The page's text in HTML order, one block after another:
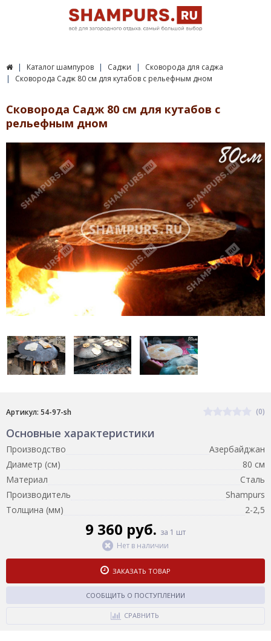
Каталог шампуров Саджи
Сковорода для саджа
Сковорода Садж 80 см для кутабов с рельефным дном
Сковорода Садж 80 см для кутабов с
рельефным дном
Артикул: 54-97-sh (0)
Основные характеристики
Производство
Азербайджан
Диаметр (см)
80 см
Материал
Сталь
Производитель
Shampurs
Толщина (мм)
2-2,5
9 360 руб. за 1 шт
Нет в наличии
ЗАКАЗАТЬ ТОВАР
СООБЩИТЬ О ПОСТУПЛЕНИИ
СРАВНИТЬ